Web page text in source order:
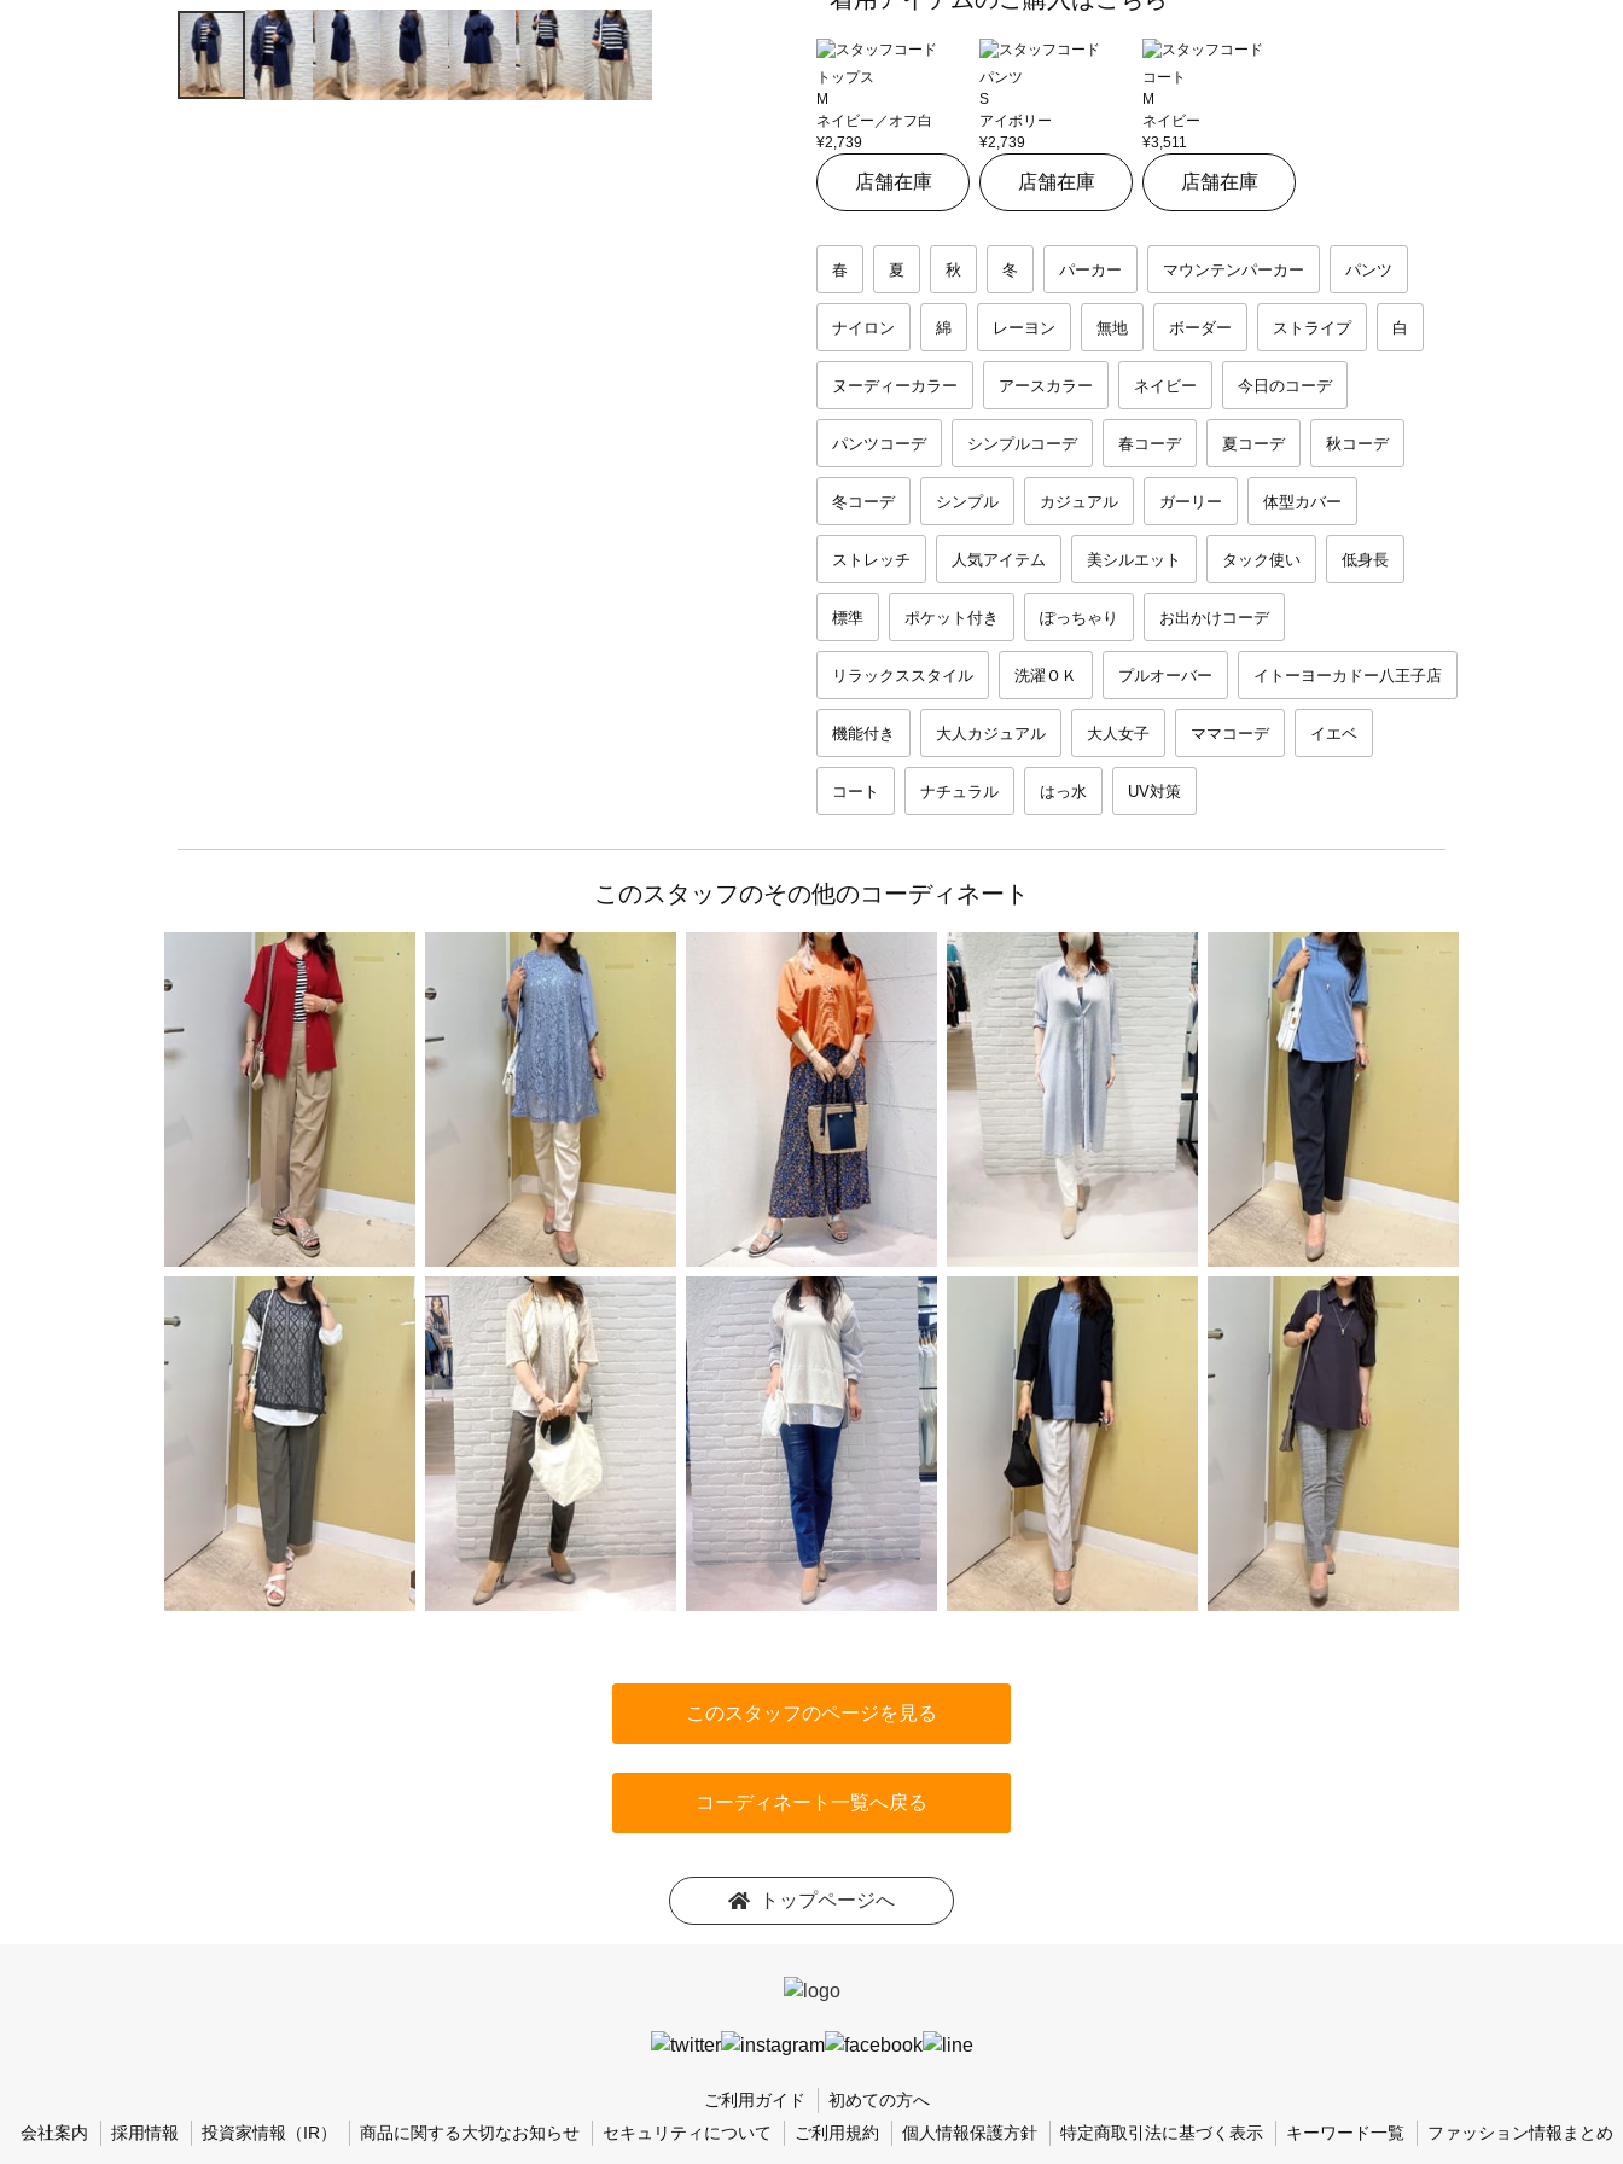
トップス
M
ネイビー／オフ白
¥2,739
店舗在庫
パンツ
S
アイボリー
¥2,739
店舗在庫
コート
M
ネイビー
¥3,511
店舗在庫
春 夏 秋 冬 パーカー マウンテンパーカー パンツ
ナイロン 綿 レーヨン 無地 ボーダー ストライプ 白
ヌーディーカラー アースカラー ネイビー 今日のコーデ
パンツコーデ シンプルコーデ 春コーデ 夏コーデ 秋コーデ
冬コーデ シンプル カジュアル ガーリー 体型カバー
ストレッチ 人気アイテム 美シルエット タック使い 低身長
標準 ポケット付き ぽっちゃり お出かけコーデ
リラックススタイル 洗濯ＯＫ プルオーバー イトーヨーカドー八王子店
機能付き 大人カジュアル 大人女子 ママコーデ イエベ
コート ナチュラル はっ水 UV対策
このスタッフのその他のコーディネート
このスタッフのページを見る
コーディネート一覧へ戻る
トップページへ
ご利用ガイド
初めての方へ
会社案内
採用情報 投資家情報（IR） 商品に関する大切なお知らせ セキュリティについて ご利用規約 個人情報保護方針 特定商取引法に基づく表示 キーワード一覧 ファッション情報まとめ